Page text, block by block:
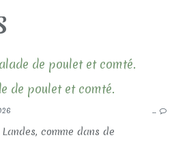
LES RECETTES SALÉES
de poulet et comté.
…
comme dans de